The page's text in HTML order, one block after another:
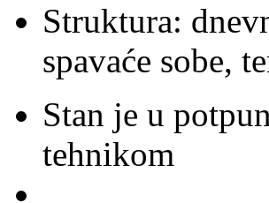
Struktura:
spavaće sobe,
Stan je u
tehnikom